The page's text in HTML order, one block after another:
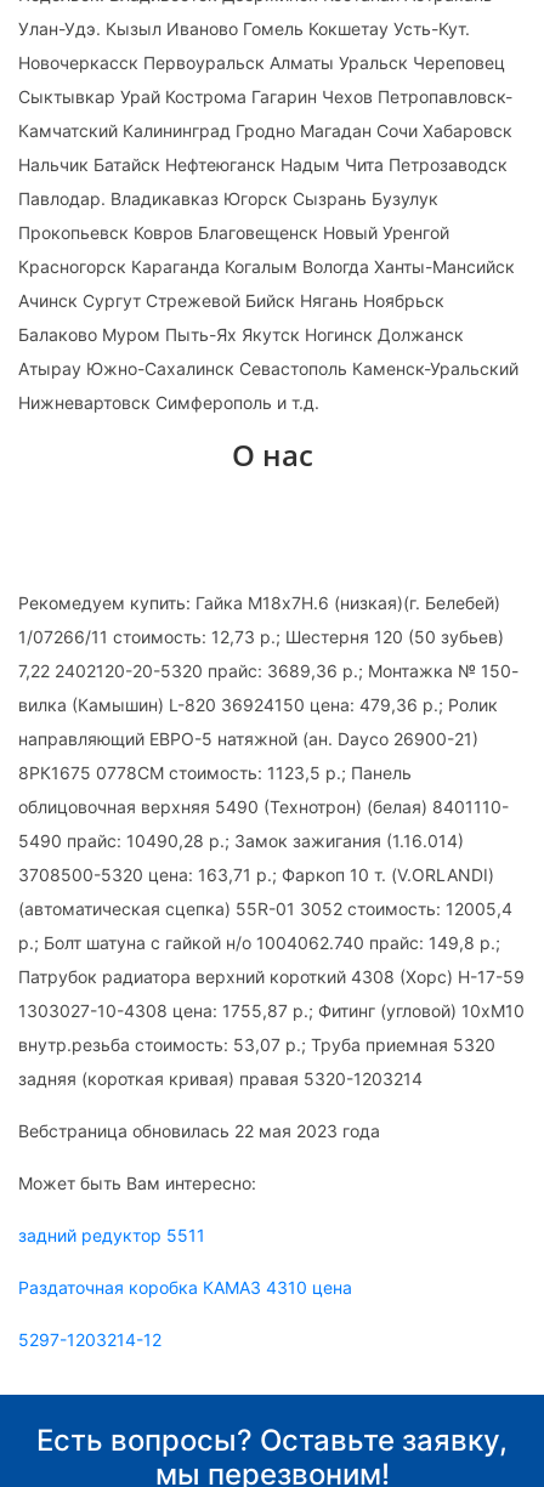
Улан-Удэ. Кызыл Иваново Гомель Кокшетау Усть-Кут.
Новочеркасск Первоуральск Алматы Уральск Череповец
Сыктывкар Урай Кострома Гагарин Чехов Петропавловск-
Камчатский Калининград Гродно Магадан Сочи Хабаровск
Нальчик Батайск Нефтеюганск Надым Чита Петрозаводск
Павлодар. Владикавказ Югорск Сызрань Бузулук
Прокопьевск Ковров Благовещенск Новый Уренгой
Красногорск Караганда Когалым Вологда Ханты-Мансийск
Ачинск Сургут Стрежевой Бийск Нягань Ноябрьск
Балаково Муром Пыть-Ях Якутск Ногинск Должанск
Атырау Южно-Сахалинск Севастополь Каменск-Уральский
Нижневартовск Симферополь и т.д.
О нас
Рекомедуем купить: Гайка М18х7Н.6 (низкая)(г. Белебей)
1/07266/11 стоимость: 12,73 р.; Шестерня 120 (50 зубьев)
7,22 2402120-20-5320 прайс: 3689,36 р.; Монтажка № 150-
вилка (Камышин) L-820 36924150 цена: 479,36 р.; Ролик
направляющий ЕВРО-5 натяжной (ан. Dayco 26900-21)
8РК1675 0778СМ стоимость: 1123,5 р.; Панель
облицовочная верхняя 5490 (Технотрон) (белая) 8401110-
5490 прайс: 10490,28 р.; Замок зажигания (1.16.014)
3708500-5320 цена: 163,71 р.; Фаркоп 10 т. (V.ORLANDI)
(автоматическая сцепка) 55R-01 3052 стоимость: 12005,4
р.; Болт шатуна с гайкой н/о 1004062.740 прайс: 149,8 р.;
Патрубок радиатора верхний короткий 4308 (Хорс) Н-17-59
1303027-10-4308 цена: 1755,87 р.; Фитинг (угловой) 10хМ10
внутр.резьба стоимость: 53,07 р.; Труба приемная 5320
задняя (короткая кривая) правая 5320-1203214
Вебстраница обновилась 22 мая 2023 года
Может быть Вам интересно:
задний редуктор 5511
Раздаточная коробка КАМАЗ 4310 цена
5297-1203214-12
Есть вопросы? Оставьте заявку,
мы перезвоним!